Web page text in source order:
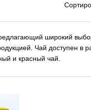
широкий
Чай доступен в
и красный чай.